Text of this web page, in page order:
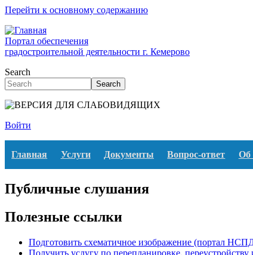
Перейти к основному содержанию
Портал обеспечения
градостроительной деятельности г. Кемерово
Search
Search
Войти
Главная Услуги Документы Вопрос-ответ Об
Публичные слушания
Полезные ссылки
Подготовить схематичное изображение (портал
Получить услугу по перепланировке,